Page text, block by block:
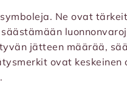
Ne ovat
jätteen määrää,
ovat